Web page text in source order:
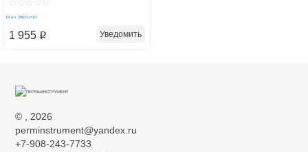
1 955 p Уведомить
©
, 2026
perminstrument@yandex.ru
+7-908-243-7733